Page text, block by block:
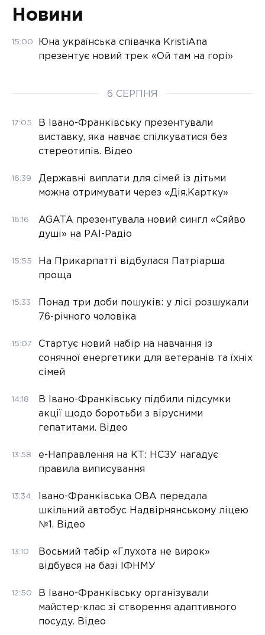
Новини
15:00
Юна українська співачка KristiAna
презентує новий трек «Ой там на горі»
6 СЕРПНЯ
17:05
В Івано-Франківську презентували
виставку, яка навчає спілкуватися без
стереотипів. Відео
16:39
Державні виплати для сімей із дітьми
можна отримувати через «Дія.Картку»
16:16
AGATA презентувала новий сингл «Сяйво
душі» на РАІ-Радіо
15:55
На Прикарпатті відбулася Патріарша
проща
15:33
Понад три доби пошуків: у лісі розшукали
76-річного чоловіка
15:07
Стартує новий набір на навчання із
сонячної енергетики для ветеранів та їхніх
сімей
14:18
В Івано-Франківську підбили підсумки
акції щодо боротьби з вірусними
гепатитами. Відео
13:58
е-Направлення на КТ: НСЗУ нагадує
правила виписування
13:34
Івано-Франківська ОВА передала
шкільний автобус Надвірнянському ліцею
№1. Відео
13:10
Восьмий табір «Глухота не вирок»
відбувся на базі ІФНМУ
12:50
В Івано-Франківську організували
майстер-клас зі створення адаптивного
посуду. Відео